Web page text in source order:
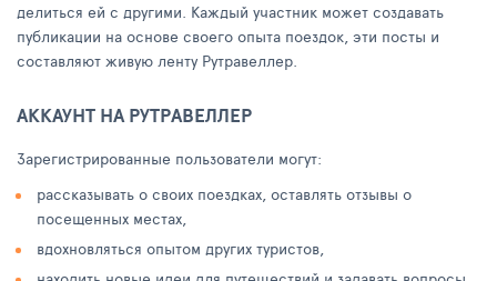
делиться ей с другими. Каждый участник может создавать
публикации на основе своего опыта поездок, эти посты и
составляют живую ленту Рутравеллер.
АККАУНТ НА РУТРАВЕЛЛЕР
Зарегистрированные пользователи могут:
рассказывать о своих поездках, оставлять отзывы о
посещенных местах,
вдохновляться опытом других туристов,